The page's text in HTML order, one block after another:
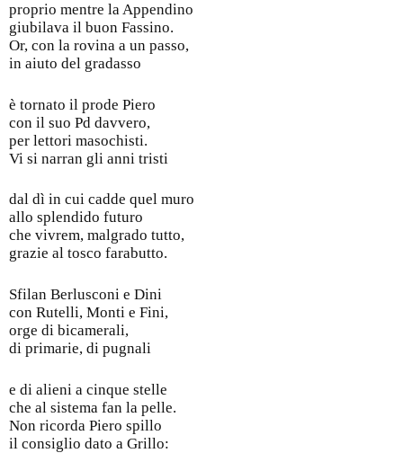
proprio mentre la Appendino
giubilava il buon Fassino.
Or, con la rovina a un passo,
in aiuto del gradasso
è tornato il prode Piero
con il suo Pd davvero,
per lettori masochisti.
Vi si narran gli anni tristi
dal dì in cui cadde quel muro
allo splendido futuro
che vivrem, malgrado tutto,
grazie al tosco farabutto.
Sfilan Berlusconi e Dini
con Rutelli, Monti e Fini,
orge di bicamerali,
di primarie, di pugnali
e di alieni a cinque stelle
che al sistema fan la pelle.
Non ricorda Piero spillo
il consiglio dato a Grillo: